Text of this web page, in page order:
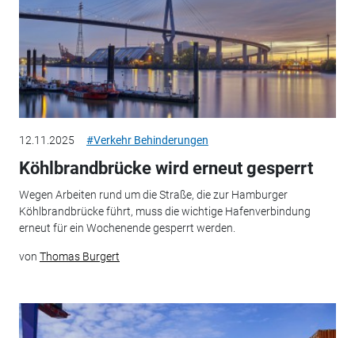
12.11.2025 #Verkehr Behinderungen
Köhlbrandbrücke wird erneut gesperrt
Wegen Arbeiten rund um die Straße, die zur Hamburger
Köhlbrandbrücke führt, muss die wichtige Hafenverbindung
erneut für ein Wochenende gesperrt werden.
von Thomas Burgert